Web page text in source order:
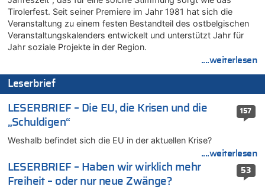
07.08.2026 - 14:33 von Ostbelgien Direkt zu
Offiziell: Van Bommel wird Belgiens Nationaltrainer
07.08.2026 - 13:39 von alter weißer mann zu
Zurück an den Rhein: Hendrich wechselt zum 1. FC Köln
Aachen ab 11. August wieder Mekka des Pferdesports –
07.08.2026 - 13:31 von Guido Scholzen zu
Wasserstand des Rheins in NRW so niedrig wie noch nie
07.08.2026 - 13:23 von JoKrings zu
Tempolimit in 30er-Zonen – Untersuchung von Vias
07.08.2026 - 13:20 von JoKrings zu
In Belgien missachten zwei von drei Autofahrern das
Tirolerfest. Seit seiner Premiere im Jahr 1981 hat sich die
Veranstaltung zu einem festen Bestandteil des ostbelgischen
Veranstaltungskalenders entwickelt und unterstützt Jahr für
Jahr soziale Projekte in der Region.
....weiterlesen
Leserbrief
157
LESERBRIEF – Die EU, die Krisen und die
„Schuldigen“
Weshalb befindet sich die EU in der aktuellen Krise?
....weiterlesen
53
LESERBRIEF – Haben wir wirklich mehr
Freiheit – oder nur neue Zwänge?